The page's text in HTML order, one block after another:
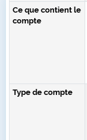
Ce que contient le
compte
Type de compte